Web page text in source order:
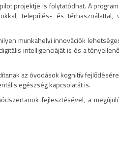
projektje is folytatódhat. A
település- és
munkahelyi innovációk
intelligenciáját is és a
az óvodások kognitív
egészség kapcsolatát is.
fejlesztésével, a